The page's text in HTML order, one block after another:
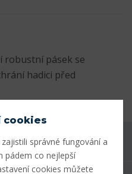
robustní pásek se
hadici před
cookies
správné fungování a
pádem co nejlepší
cookies můžete